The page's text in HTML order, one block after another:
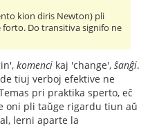
kion diris Newton) pli
Do transitiva signifo ne
komenci kaj 'change', ŝanĝi.
tiuj verboj efektive ne
pri praktika sperto, eĉ
oni pli taŭge rigardu tiun aŭ
lerni aparte la